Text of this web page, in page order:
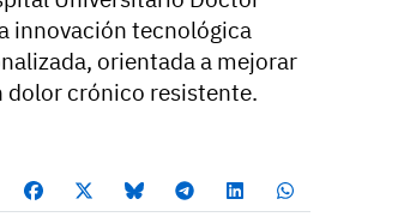
innovación tecnológica
orientada a mejorar
dolor crónico resistente.